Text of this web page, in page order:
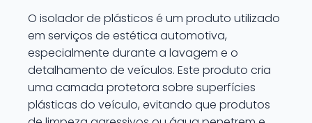
O isolador de plásticos é um produto utilizado
em serviços de estética automotiva,
especialmente durante a lavagem e o
detalhamento de veículos. Este produto cria
uma camada protetora sobre superfícies
plásticas do veículo, evitando que produtos